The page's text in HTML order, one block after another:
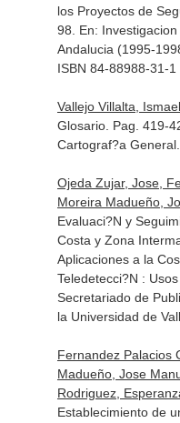
los Proyectos de
98. En:
Andalucia (1995-
ISBN 84-88988-31-1
Vallejo Villalta,
Glosario. Pag. 419-
Cartograf?a General
Ojeda Zujar, Jose,
Moreira Madueño,
Evaluaci?N y
Costa y Zona
Aplicaciones a la
Teledetecci?N :
Secretariado de
la Universidad de
Fernandez Palacios
Madueño, Jose
Rodriguez,
Establecimiento de